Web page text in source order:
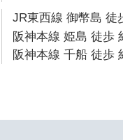
JR東西線 御幣島 徒
阪神本線 姫島 徒歩
阪神本線 千船 徒歩